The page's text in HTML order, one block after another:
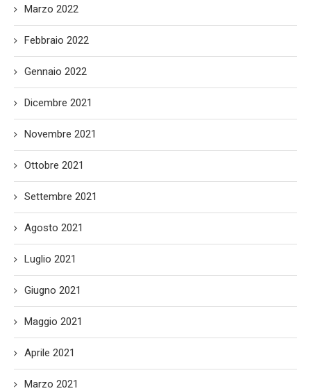
Marzo 2022
Febbraio 2022
Gennaio 2022
Dicembre 2021
Novembre 2021
Ottobre 2021
Settembre 2021
Agosto 2021
Luglio 2021
Giugno 2021
Maggio 2021
Aprile 2021
Marzo 2021